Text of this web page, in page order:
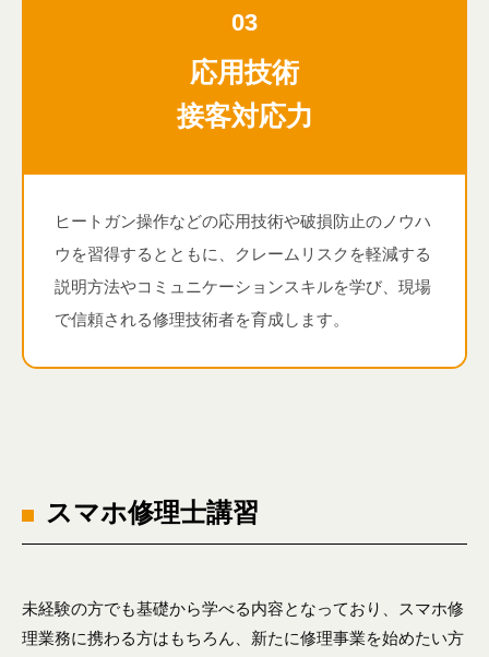
03
応用技術
接客対応力
ヒートガン操作などの応用技術や破損防止のノウハ
ウを習得するとともに、クレームリスクを軽減する
説明方法やコミュニケーションスキルを学び、現場
で信頼される修理技術者を育成します。
スマホ修理士講習
未経験の方でも基礎から学べる内容となっており、スマホ修
理業務に携わる方はもちろん、新たに修理事業を始めたい方